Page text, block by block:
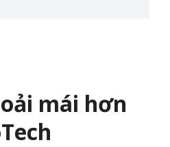
mái hơn